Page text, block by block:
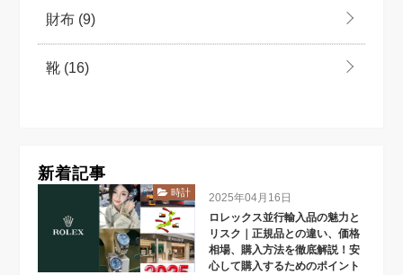
財布 (9)
靴 (16)
新着記事
時計
2025年04月16日
ロレックス並行輸入品の魅力と
リスク｜正規品との違い、価格
相場、購入方法を徹底解説！安
心して購入するためのポイント